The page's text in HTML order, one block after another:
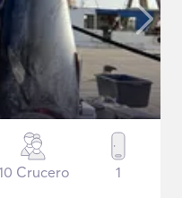
Crucero 1